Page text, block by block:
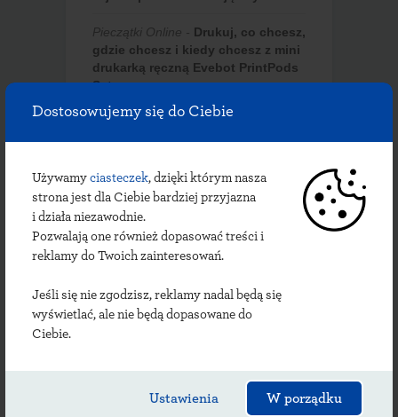
Dostosowujemy się do Ciebie
Używamy ciasteczek, dzięki którym nasza
strona jest dla Ciebie bardziej przyjazna
i działa niezawodnie.
Pozwalają one również dopasować treści i
reklamy do Twoich zainteresowań.
Jeśli się nie zgodzisz, reklamy nadal będą się
wyświetlać, ale nie będą dopasowane do
Ciebie.
Ustawienia W porządku
Pieczątki Online - Drukuj, co chcesz,
gdzie chcesz i kiedy chcesz z mini
drukarką ręczną Evebot PrintPods
Set
Morozko
Drukuj, co chcesz, gdzie
chcesz i kiedy chcesz z mini
Set
smerf ważniak
weterynarii może otworzyć
gabinet?
czerwiec 2026